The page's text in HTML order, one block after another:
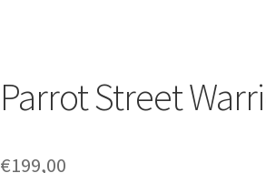
Parrot Street
€199,00